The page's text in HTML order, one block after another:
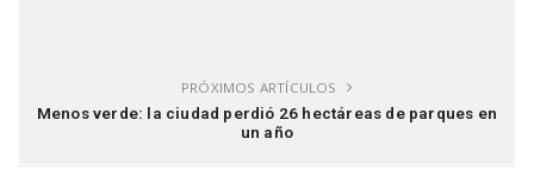
PRÓXIMOS ARTÍCULOS
Menos verde: la ciudad perdió 26 hectáreas de parques en
un año